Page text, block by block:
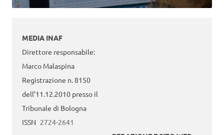
MEDIA INAF
Direttore responsabile:
Marco Malaspina
Registrazione n. 8150
dell’11.12.2010 presso il
Tribunale di Bologna
ISSN 2724-2641